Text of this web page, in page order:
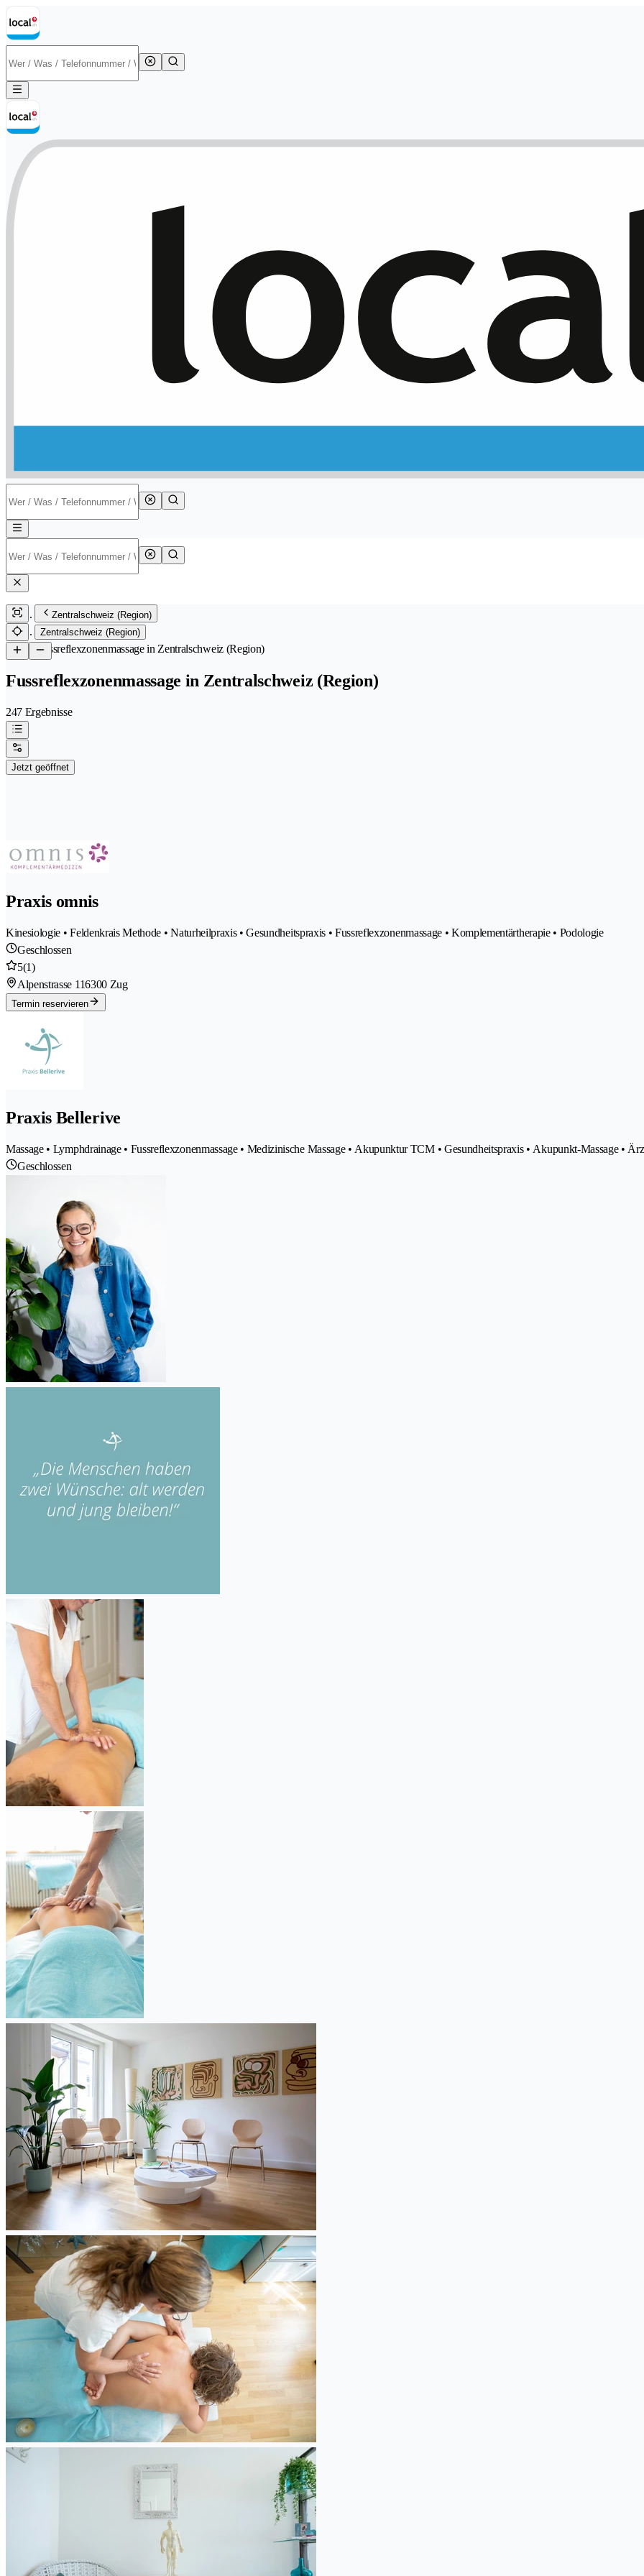
Zentralschweiz (Region)
Zentralschweiz (Region)
/Fussreflexzonenmassage in Zentralschweiz (Region)
Fussreflexzonenmassage in Zentralschweiz (Region)
247 Ergebnisse
Jetzt geöffnet
Praxis omnis
Kinesiologie • Feldenkrais Methode • Naturheilpraxis • Gesundheitspraxis • Fussreflexzonenmassage • Komplementärtherapie • Podologie
Geschlossen
5(1)
Alpenstrasse 116300 Zug
Termin reservieren
Praxis Bellerive
Massage • Lymphdrainage • Fussreflexzonenmassage • Medizinische Massage • Akupunktur TCM • Gesundheitspraxis • Akupunkt-Massage •
Geschlossen